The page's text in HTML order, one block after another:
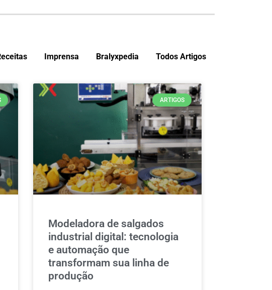
Imprensa Bralyxpedia Todos Artigos
ARTIGOS
Modeladora de salgados
industrial digital: tecnologia
e automação que
transformam sua linha de
produção